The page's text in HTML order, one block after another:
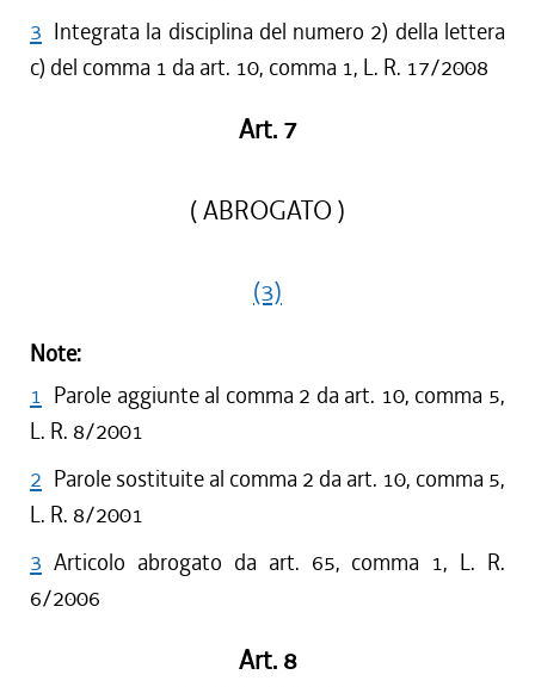
3 Integrata la disciplina del numero 2) della lettera
c) del comma 1 da art. 10, comma 1, L. R. 17/2008
Art. 7
( ABROGATO )
(3)
Note:
1 Parole aggiunte al comma 2 da art. 10, comma 5,
L. R. 8/2001
2 Parole sostituite al comma 2 da art. 10, comma 5,
L. R. 8/2001
3 Articolo abrogato da art. 65, comma 1, L. R.
6/2006
Art. 8